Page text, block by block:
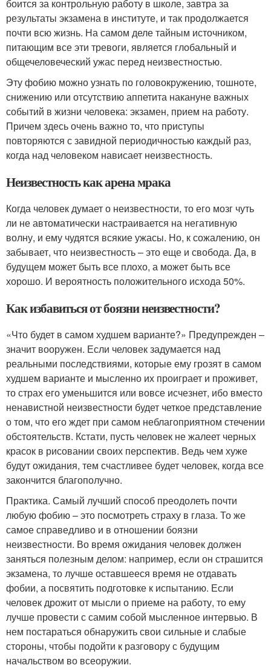
боится за контрольную работу в школе, завтра за
результаты экзамена в институте, и так продолжается
почти всю жизнь. На самом деле тайным источником,
питающим все эти тревоги, является глобальный и
общечеловеческий ужас перед неизвестностью.
Эту фобию можно узнать по головокружению, тошноте,
снижению или отсутствию аппетита накануне важных
событий в жизни человека: экзамен, прием на работу.
Причем здесь очень важно то, что приступы
повторяются с завидной периодичностью каждый раз,
когда над человеком нависает неизвестность.
Неизвестность как арена мрака
Когда человек думает о неизвестности, то его мозг чуть
ли не автоматически настраивается на негативную
волну, и ему чудятся всякие ужасы. Но, к сожалению, он
забывает, что неизвестность – это еще и свобода. Да, в
будущем может быть все плохо, а может быть все
хорошо. И вероятность положительного исхода 50%.
Как избавиться от боязни неизвестности?
«Что будет в самом худшем варианте?» Предупрежден –
значит вооружен. Если человек задумается над
реальными последствиями, которые ему грозят в самом
худшем варианте и мысленно их проиграет и проживет,
то страх его уменьшится или вовсе исчезнет, ибо вместо
ненавистной неизвестности будет четкое представление
о том, что его ждет при самом неблагоприятном стечении
обстоятельств. Кстати, пусть человек не жалеет черных
красок в рисовании своих перспектив. Ведь чем хуже
будут ожидания, тем счастливее будет человек, когда все
закончится благополучно.
Практика. Самый лучший способ преодолеть почти
любую фобию – это посмотреть страху в глаза. То же
самое справедливо и в отношении боязни
неизвестности. Во время ожидания человек должен
заняться полезным делом: например, если он страшится
экзамена, то лучше оставшееся время не отдавать
фобии, а посвятить подготовке к испытанию. Если
человек дрожит от мысли о приеме на работу, то ему
лучше провести с самим собой мысленное интервью. В
нем постараться обнаружить свои сильные и слабые
стороны, чтобы подойти к разговору с будущим
начальством во всеоружии.